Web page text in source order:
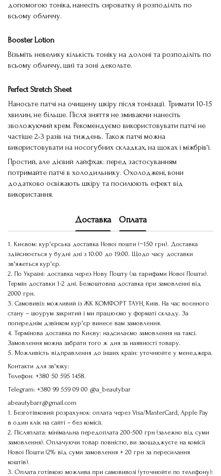
допомогою тоніка, нанесіть сироватку й розподіліть по
всьому обличчу.
Booster Lotion
Візьміть невелику кількість тоніку на долоні та розподіліть по
всьому обличчу, шиї та зоні декольте.
Perfect Stretch Sheet
Наносьте патчі на очищену шкіру після тонізації. Тримати 10-15
хвилин, не більше. Після зняття не змиваючи нанесіть
зволожуючий крем. Рекомендуємо використовувати патчі не
частіше 2-3 разів на тиждень. Також патчі можна
використовувати на носогубних складках, на щоках і міжбрів‘ї.
Простий, але дієвий лайфхак: перед застосуванням
потримайте патчі в холодильнику. Охолоджені, вони
додатково освіжають шкіру та посилюють ефект від
використання.
Доставка Оплата
1. Києвом: кур'єрська доставка Нової пошти (~150 грн). Доставка
здійснюється у будні дні з 10:00 до 19:00. Щодо часу доставки
зв'яжеться кур'єр.
2. По Україні: доставка через Нову Пошту (за тарифами Нової Пошти).
Термін доставки 1-2 дні. Безкоштовна доставка при замовленні від
2000 грн.
3. Самовивіз: можливий із ЖК КОМФОРТ ТАУН, Київ. На час воєнного
стану – шоурум закритий і ми працюємо у форматі складу. За
попереднім дзвінком кур'єр винесе вам замовлення.
4. Термінова доставка по Києву: надсилаємо замовлення на таксі.
Замовлення можна забрати того ж дня за наявності товару.
5. Можливість відправлення до інших країн: уточнюйте у менеджера.
Контакти для зв'язку:
Телефон: +380 50 595 1458.
Telegram: +380 99 559 09 00 @a_beautybar
abeautybarr@gmail.com
1. Безготівковий розрахунок: оплата через Visa/MasterCard, Apple Pay
в один клік на сайті – без комісії.
2. Післяплата: мінімальна передоплата 200-500 грн (залежно від суми
замовлення). Оплачуючи товар повністю, ви заощаджуєте на комісії
Нової Пошти (2% від суми замовлення + 20 грн за пересилання
коштів).
3. Оплата готівкою можлива при самовивозі (уточнюйте по телефону):